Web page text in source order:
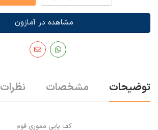
مشاهده در آمازون
توضیحات مشخصات نظرات
کف پایی مموری فوم